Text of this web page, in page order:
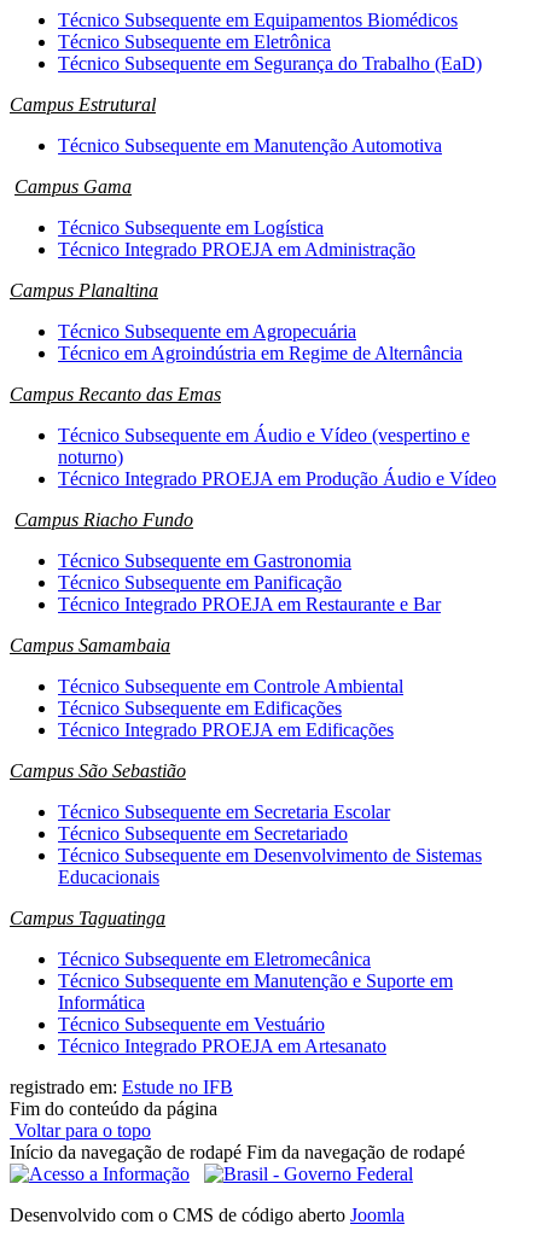
Técnico Subsequente em Equipamentos Biomédicos
Técnico Subsequente em Eletrônica
Técnico Subsequente em Segurança do Trabalho (EaD)
Campus Estrutural
Técnico Subsequente em Manutenção Automotiva
Campus Gama
Técnico Subsequente em Logística
Técnico Integrado PROEJA em Administração
Campus Planaltina
Técnico Subsequente em Agropecuária
Técnico em Agroindústria em Regime de Alternância
Campus Recanto das Emas
Técnico Subsequente em Áudio e Vídeo (vespertino e
noturno)
Técnico Integrado PROEJA em Produção Áudio e Vídeo
Campus Riacho Fundo
Técnico Subsequente em Gastronomia
Técnico Subsequente em Panificação
Técnico Integrado PROEJA em Restaurante e Bar
Campus Samambaia
Técnico Subsequente em Controle Ambiental
Técnico Subsequente em Edificações
Técnico Integrado PROEJA em Edificações
Campus São Sebastião
Técnico Subsequente em Secretaria Escolar
Técnico Subsequente em Secretariado
Técnico Subsequente em Desenvolvimento de Sistemas
Educacionais
Campus Taguatinga
Técnico Subsequente em Eletromecânica
Técnico Subsequente em Manutenção e Suporte em
Informática
Técnico Subsequente em Vestuário
Técnico Integrado PROEJA em Artesanato
registrado em: Estude no IFB
Fim do conteúdo da página
Voltar para o topo
Início da navegação de rodapé Fim da navegação de rodapé
Desenvolvido com o CMS de código aberto Joomla